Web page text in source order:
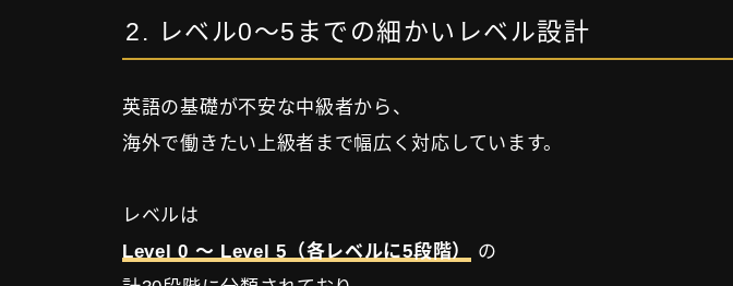
2. レベル0〜5までの細かいレベル設計
英語の基礎が不安な中級者から、
海外で働きたい上級者まで幅広く対応しています。
レベルは
Level 0 〜 Level 5（各レベルに5段階）
の